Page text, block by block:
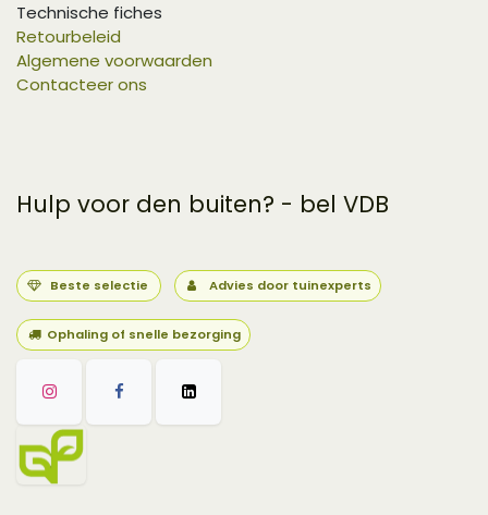
Technische fiches
Retourbeleid
Algemene voorwaarden
Contacteer ons
Hulp voor den buiten? - bel VDB
Beste selectie Advies door tuinexperts
Ophaling of snelle bezorging